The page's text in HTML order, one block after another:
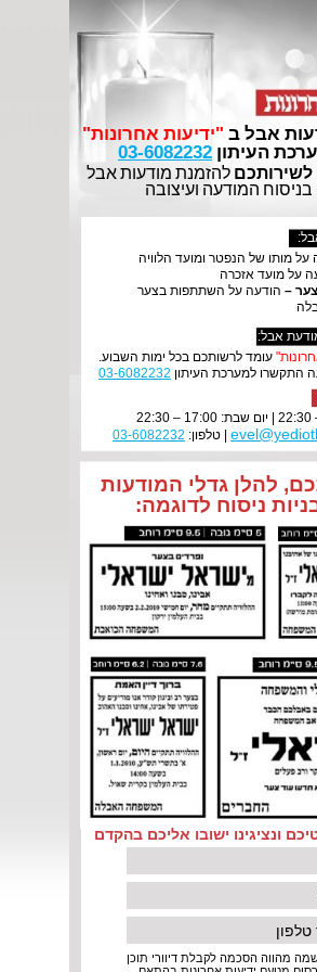
"ידיעותאחרונות"
03-6082232
להזמנתמודעותאבל
הודעהעלהשתתפותבצער
עומדלרשותכםבכלימותהשבוע.
03-6082232
|טלפון: 03-6082232